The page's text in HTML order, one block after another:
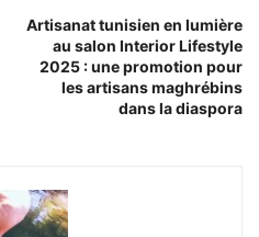
Artisanat tunisien en lumière
au salon Interior Lifestyle
2025 : une promotion pour
les artisans maghrébins
dans la diaspora